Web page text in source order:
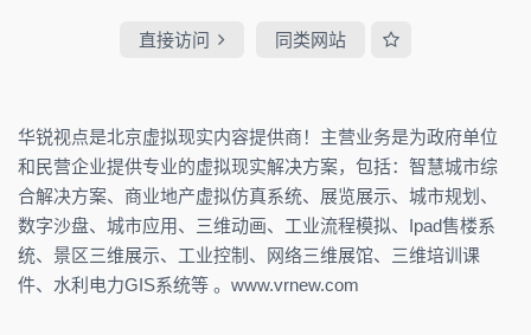
直接访问 同类网站
华锐视点是北京虚拟现实内容提供商！主营业务是为政府单位
和民营企业提供专业的虚拟现实解决方案，包括：智慧城市综
合解决方案、商业地产虚拟仿真系统、展览展示、城市规划、
数字沙盘、城市应用、三维动画、工业流程模拟、Ipad售楼系
统、景区三维展示、工业控制、网络三维展馆、三维培训课
件、水利电力GIS系统等 。www.vrnew.com